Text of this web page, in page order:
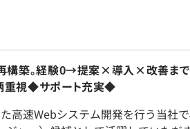
構築。経験0→提案×導入×改善ま
重視◆サポート充実◆
高速Webシステム開発を行う当社で